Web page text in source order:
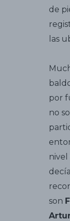
de
las
por
no
son